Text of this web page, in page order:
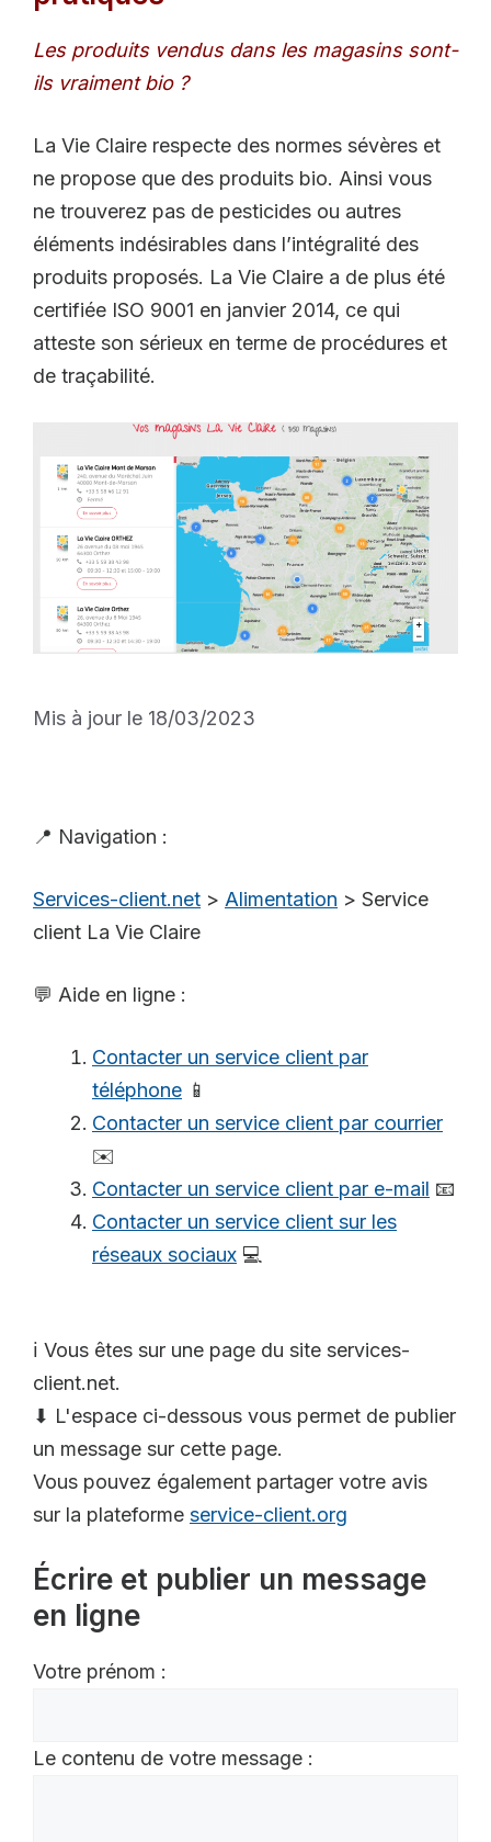
Les produits vendus dans les magasins sont-
ils vraiment bio ?
La Vie Claire respecte des normes sévères et
ne propose que des produits bio. Ainsi vous
ne trouverez pas de pesticides ou autres
éléments indésirables dans l’intégralité des
produits proposés. La Vie Claire a de plus été
certifiée ISO 9001 en janvier 2014, ce qui
atteste son sérieux en terme de procédures et
de traçabilité.
Mis à jour le 18/03/2023
📍 Navigation :
Services-client.net > Alimentation > Service
client La Vie Claire
💬 Aide en ligne :
Contacter un service client par
téléphone 📱
Contacter un service client par courrier
✉️
Contacter un service client par e-mail 📧
Contacter un service client sur les
réseaux sociaux 💻
ℹ️ Vous êtes sur une page du site services-
client.net.
⬇ L'espace ci-dessous vous permet de publier
un message sur cette page.
Vous pouvez également partager votre avis
sur la plateforme service-client.org
Écrire et publier un message
en ligne
Votre prénom :
Le contenu de votre message :